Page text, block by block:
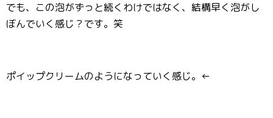
でも、この泡がずっと続くわけではなく、結構早く泡がし
ぼんでいく感じ？です。笑
ポイップクリームのようになっていく感じ。←